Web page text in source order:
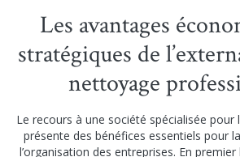
Les avantages
stratégiques de
nettoyage
Le recours à une société spécialisée pour
présente des bénéfices essentiels pour
l’organisation des entreprises. En premier